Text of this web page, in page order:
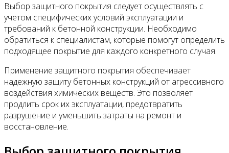
Выбор защитного покрытия следует осуществлять с
учетом специфических условий эксплуатации и
требований к бетонной конструкции. Необходимо
обратиться к специалистам, которые помогут определить
подходящее покрытие для каждого конкретного случая.
Применение защитного покрытия обеспечивает
надежную защиту бетонных конструкций от агрессивного
воздействия химических веществ. Это позволяет
продлить срок их эксплуатации, предотвратить
разрушение и уменьшить затраты на ремонт и
восстановление.